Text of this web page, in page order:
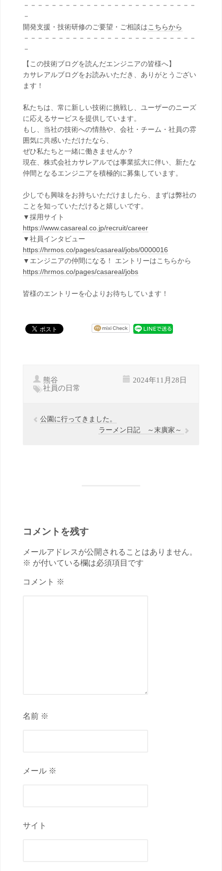
－－－－－－－－－－－－－－－－－－－－－－－－－
－
開発支援・技術研修のご要望・ご相談はこちらから
－－－－－－－－－－－－－－－－－－－－－－－－－
－
【この技術ブログを読んだエンジニアの皆様へ】
カサレアルブログをお読みいただき、ありがとうござい
ます！
私たちは、常に新しい技術に挑戦し、ユーザーのニーズ
に応えるサービスを提供しています。
もし、当社の技術への情熱や、会社・チーム・社員の雰
囲気に共感いただけたなら、
ぜひ私たちと一緒に働きませんか？
現在、株式会社カサレアルでは事業拡大に伴い、新たな
仲間となるエンジニアを積極的に募集しています。
少しでも興味をお持ちいただけましたら、まずは弊社の
ことを知っていただけると嬉しいです。
▼採用サイト
https://www.casareal.co.jp/recruit/career
▼社員インタビュー
https://hrmos.co/pages/casareal/jobs/0000016
▼エンジニアの仲間になる！ エントリーはこちらから
https://hrmos.co/pages/casareal/jobs
皆様のエントリーを心よりお待ちしています！
熊谷 2024年11月28日
社員の日常
公園に行ってきました。
ラーメン日記 ～末廣家～
コメントを残す
メールアドレスが公開されることはありません。
※ が付いている欄は必須項目です
コメント ※
名前 ※
メール ※
サイト